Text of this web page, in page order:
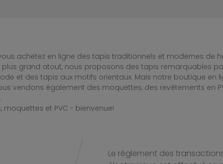
vous achetez en ligne des tapis traditionnels et modernes de
plus grand atout, nous proposons des tapis remarquables
et des tapis aux motifs orientaux. Mais notre boutique en
vendons également des moquettes, des revêtements en
moquettes et PVC - bienvenue!
Le règlement des